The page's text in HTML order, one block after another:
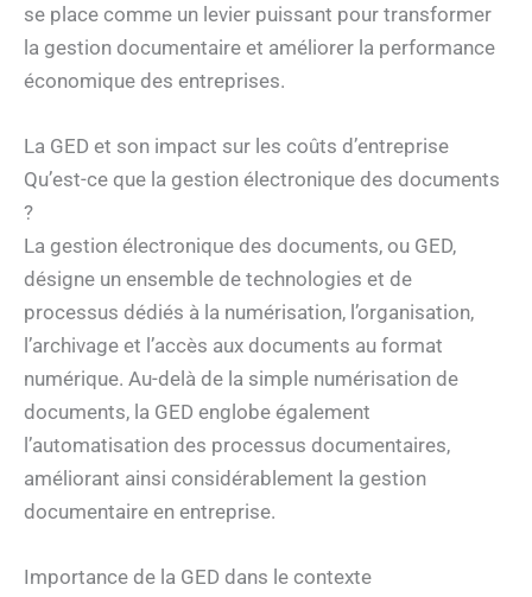
se place comme un levier puissant pour transformer
la gestion documentaire et améliorer la performance
économique des entreprises.
La GED et son impact sur les coûts d’entreprise
Qu’est-ce que la gestion électronique des documents
?
La gestion électronique des documents, ou GED,
désigne un ensemble de technologies et de
processus dédiés à la numérisation, l’organisation,
l’archivage et l’accès aux documents au format
numérique. Au-delà de la simple numérisation de
documents, la GED englobe également
l’automatisation des processus documentaires,
améliorant ainsi considérablement la gestion
documentaire en entreprise.
Importance de la GED dans le contexte